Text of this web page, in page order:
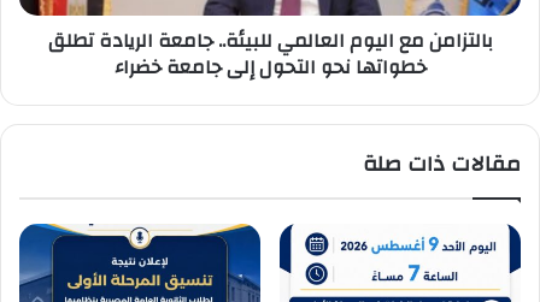
خطواتها
بالتزامن مع اليوم العالمي للبيئة.. جامعة الريادة تطلق
خطواتها نحو التحول إلى جامعة خضراء
مقالات ذات صلة